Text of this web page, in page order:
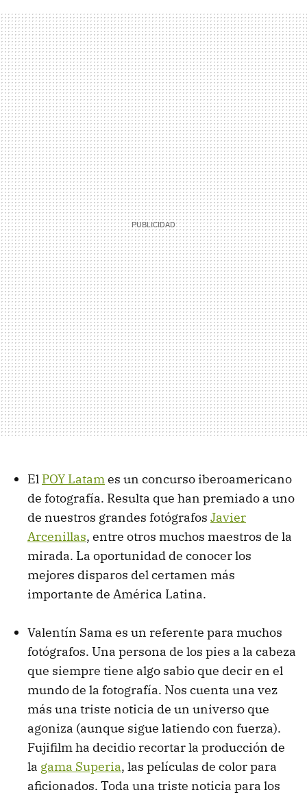
El POY Latames un concurso iberoamericano
de fotografía. Resulta que han premiado a uno
de nuestros grandes fotógrafos Javier
Arcenillas, entre otros muchos maestros de la
mirada. La oportunidad de conocer los
mejores disparos del certamen más
importante de América Latina.
Valentín Sama es un referente para muchos
fotógrafos. Una persona de los pies a la cabeza
que siempre tiene algo sabio que decir en el
mundo de la fotografía. Nos cuenta una vez
más una triste noticia de un universo que
agoniza (aunque sigue latiendo con fuerza).
Fujifilm ha decidio recortar la producción de
la gama Superia, las películas de color para
aficionados. Toda una triste noticia para los